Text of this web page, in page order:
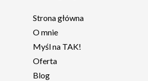
Strona główna
O mnie
Myśl na TAK!
Oferta
Blog